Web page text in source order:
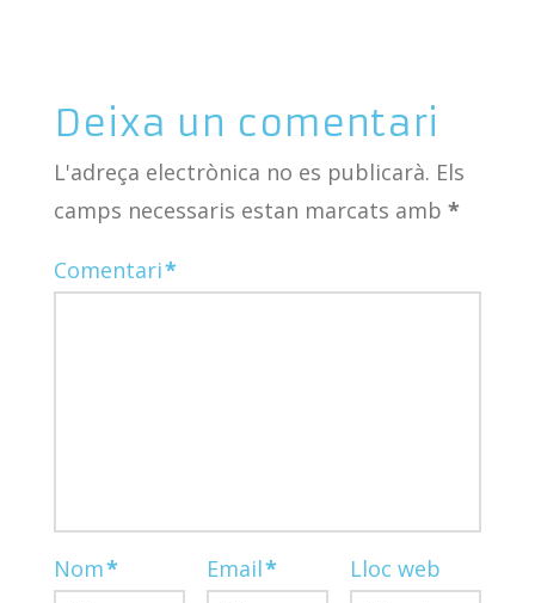
Deixa un comentari
L'adreça electrònica no es publicarà. Els
camps necessaris estan marcats amb *
Comentari*
Nom* Email* Lloc web